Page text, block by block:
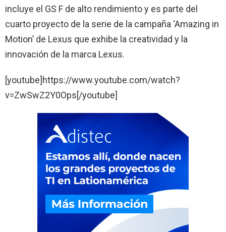
incluye el GS F de alto rendimiento y es parte del
cuarto proyecto de la serie de la campaña ‘Amazing in
Motion’ de Lexus que exhibe la creatividad y la
innovación de la marca Lexus.
[youtube]https://www.youtube.com/watch?
v=ZwSwZ2Y0Ops[/youtube]